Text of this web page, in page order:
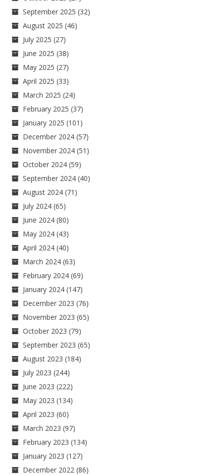
September 2025 (32)
August 2025 (46)
July 2025 (27)
June 2025 (38)
May 2025 (27)
April 2025 (33)
March 2025 (24)
February 2025 (37)
January 2025 (101)
December 2024 (57)
November 2024 (51)
October 2024 (59)
September 2024 (40)
August 2024 (71)
July 2024 (65)
June 2024 (80)
May 2024 (43)
April 2024 (40)
March 2024 (63)
February 2024 (69)
January 2024 (147)
December 2023 (76)
November 2023 (65)
October 2023 (79)
September 2023 (65)
August 2023 (184)
July 2023 (244)
June 2023 (222)
May 2023 (134)
April 2023 (60)
March 2023 (97)
February 2023 (134)
January 2023 (127)
December 2022 (86)